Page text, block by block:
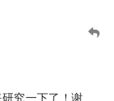
究一下了！谢